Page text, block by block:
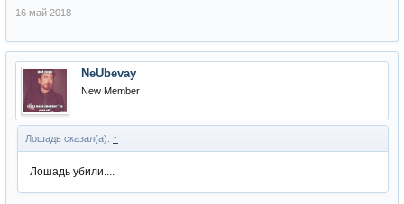
16 май 2018
NeUbevay
New Member
Лошадь сказал(а): ↑
Лошадь убили....